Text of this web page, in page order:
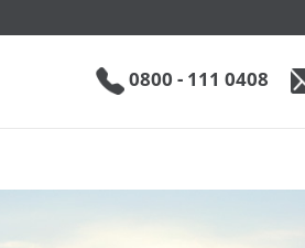
0800 - 111 0408